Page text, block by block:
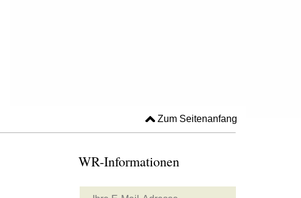
Zum Seitenanfang
WR-Informationen